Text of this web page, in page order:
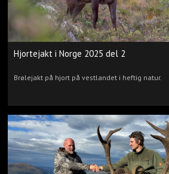
Hjortejakt i Norge 2025 del 2
Brølejakt på hjort på vestlandet i heftig natur.